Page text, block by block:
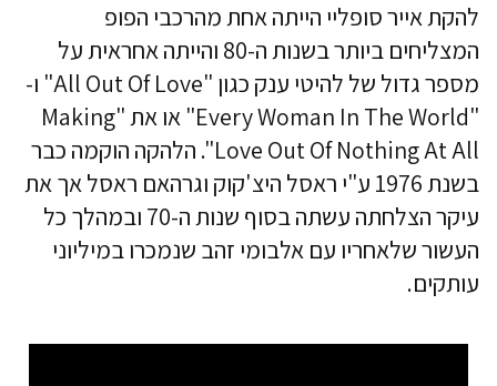
להקת אייר סופליי הייתה אחת מהרכבי הפופ
המצליחים ביותר בשנות ה-80 והייתה אחראית על
מספר גדול של להיטי ענק כגון "All Out Of Love" ו-
"Every Woman In The World" או את "Making
Love Out Of Nothing At All". הלהקה הוקמה כבר
בשנת 1976 ע"י ראסל היצ'קוק וגרהאם ראסל אך את
עיקר הצלחתה עשתה בסוף שנות ה-70 ובמהלך כל
העשור שלאחריו עם אלבומי זהב שנמכרו במיליוני
עותקים.